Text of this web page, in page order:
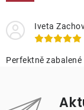
Iveta
Perfektně